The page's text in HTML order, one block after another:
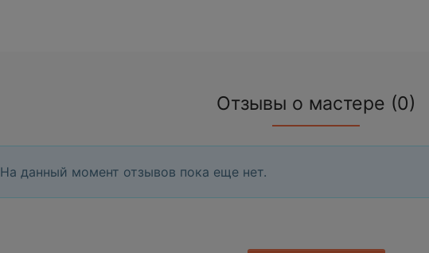
Отзывы о мастере (0)
На данный момент отзывов пока еще нет.